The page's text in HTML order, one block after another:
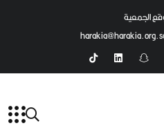
الجمعية